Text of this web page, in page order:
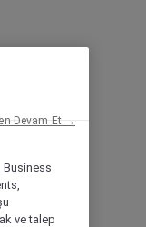
Business
ve talep
Devam Et →